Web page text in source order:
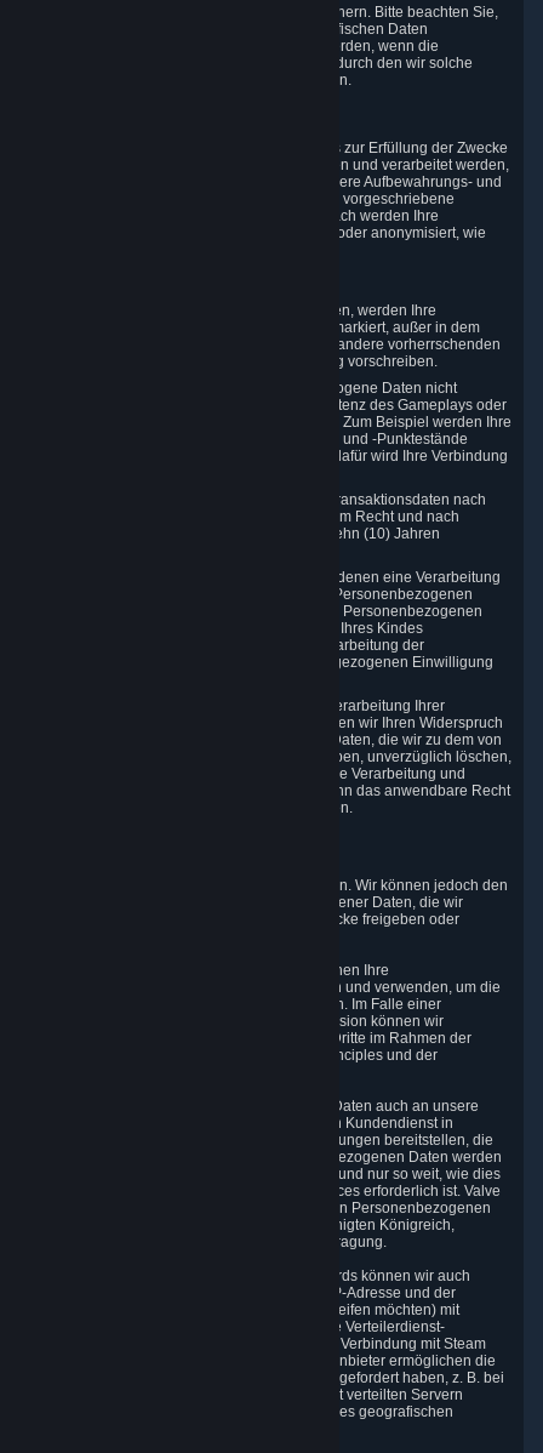
zusammenhängenden Rechtsfalls weiter speichern. Bitte beachten Sie,
dass die für diesen Zweck gespeicherten spezifischen Daten
möglicherweise nicht an Sie weitergegeben werden, wenn die
Offenlegung den Mechanismus beeinträchtigt, durch den wir solche
Verstöße erkennen, untersuchen und verhindern.
Wir speichern Ihre Daten nur so lange, wie dies zur Erfüllung der Zwecke
erforderlich ist, für die die Informationen erhoben und verarbeitet werden,
oder – sofern das anwendbare Recht eine längere Aufbewahrungs- und
Aufbewahrungsfrist vorsieht – für die gesetzlich vorgeschriebene
Aufbewahrungs- und Aufbewahrungsfrist. Danach werden Ihre
Personenbezogenen Daten gelöscht, gesperrt oder anonymisiert, wie
Wenn Sie Ihr Steam-Benutzerkonto kündigen, werden Ihre
Personenbezogenen Daten zum Löschen markiert, außer in dem
Maße wie gesetzliche Bestimmungen oder andere vorherrschenden
legitimen Zwecke eine längere Speicherung vorschreiben.
In bestimmten Fällen können Personenbezogene Daten nicht
vollständig gelöscht werden, um die Konsistenz des Gameplays oder
Steam-Community-Marktes sicherzustellen. Zum Beispiel werden Ihre
Spiele, die sich auf die Matchmaking-Daten und -Punktestände
anderer Spieler auswirken, nicht gelöscht; dafür wird Ihre Verbindung
Bitte beachten Sie, dass Valve bestimmte Transaktionsdaten nach
gesetzlich vorgeschriebenem kommerziellem Recht und nach
Steuerrecht für einen Zeitraum von bis zu zehn (10) Jahren
Wenn Sie Ihre Einwilligung widerrufen, auf denen eine Verarbeitung
Ihrer Personenbezogenen Daten oder der Personenbezogenen
Daten Ihres Kindes basiert, löschen wir Ihre Personenbezogenen
Daten bzw. die Personenbezogenen Daten Ihres Kindes
unverzüglich, soweit die Erhebung und Verarbeitung der
Personenbezogenen Daten auf der zurückgezogenen Einwilligung
Wenn Sie ein Einspruchsrecht gegen die Verarbeitung Ihrer
Personenbezogenen Daten ausüben, werden wir Ihren Widerspruch
überprüfen und Ihre Personenbezogenen Daten, die wir zu dem von
Ihnen beanstandeten Zweck verarbeitet haben, unverzüglich löschen,
sofern keine andere Rechtsgrundlage für die Verarbeitung und
Speicherung dieser Daten besteht oder wenn das anwendbare Recht
es erfordert, dass wir die Daten aufbewahren.
Valve verkauft keine Personenbezogenen Daten. Wir können jedoch den
Zugriff auf jede der Kategorien Personenbezogener Daten, die wir
erfassen, für die folgenden geschäftlichen Zwecke freigeben oder
5.1 Valve und seine Tochtergesellschaften können Ihre
Personenbezogenen Daten gemeinsam nutzen und verwenden, um die
in Abschnitt 2 aufgeführten Zwecke zu erreichen. Im Falle einer
Umstrukturierung, eines Verkaufs oder einer Fusion können wir
Personenbezogene Daten an entsprechende Dritte im Rahmen der
Regelungen des anwendbaren Rechts, der Principles und der
5.2 Wir können ggf. Ihre Personenbezogenen Daten auch an unsere
Drittanbieter von Services weitergeben, die den Kundendienst in
Verbindung mit Waren, Inhalten und Dienstleistungen bereitstellen, die
über Steam vertrieben werden. Ihre Personenbezogenen Daten werden
gemäß dieser Datenschutzrichtlinie verwendet und nur so weit, wie dies
für die Durchführung von Kundensupport-Services erforderlich ist. Valve
befolgt die Principles für alle Übertragungen von Personenbezogenen
Daten aus der EU, der Schweiz und dem Vereinigten Königreich,
einschließlich der Regelungen zur Weiterübertragung.
5.3 In Übereinstimmung mit den Internetstandards können wir auch
bestimmte Informationen (einschließlich Ihrer IP-Adresse und der
Ermittlung von Steam-Inhalten, auf die Sie zugreifen möchten) mit
unseren externen Netzwerkanbietern teilen, die Verteilerdienst-
Netzwerkservices und Gameserver-Services in Verbindung mit Steam
bereitstellen. Unsere Verteilerdienst-Netzwerkanbieter ermöglichen die
Bereitstellung von digitalen Inhalten, die Sie angefordert haben, z. B. bei
der Verwendung von Steam wird ein System mit verteilten Servern
verwendet, die den Inhalt auf der Grundlage Ihres geografischen